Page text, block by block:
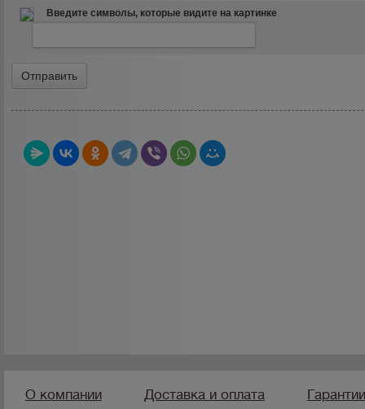
Введите символы, которые видите на картинке
О компании Доставка и оплата